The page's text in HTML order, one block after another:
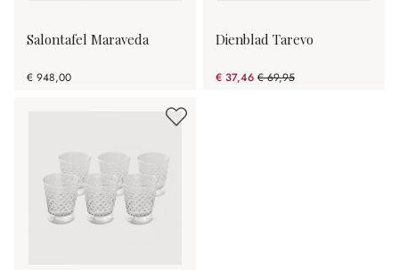
Salontafel Maraveda
€ 948,00
Dienblad Tarevo
€ 37,46 € 69,95
(46.45% gespart)